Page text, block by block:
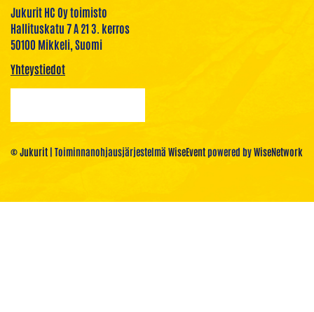
Jukurit HC Oy toimisto
Hallituskatu 7 A 21 3. kerros
50100 Mikkeli, Suomi
Yhteystiedot
© Jukurit | Toiminnanohjausjärjestelmä WiseEventpowered byWiseNetwork